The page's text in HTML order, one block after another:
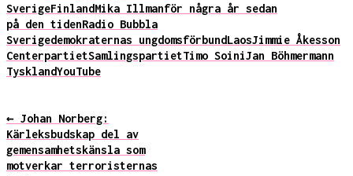
SverigeFinlandMika Illmanför några år sedan
på den tidenRadio Bubbla
Sverigedemokraternas ungdomsförbundLaosJimmie Åkesson
CenterpartietSamlingspartietTimo SoiniJan Böhmermann
TysklandYouTube
← Johan Norberg:
Kärleksbudskap del av
gemensamhetskänsla som
motverkar terroristernas